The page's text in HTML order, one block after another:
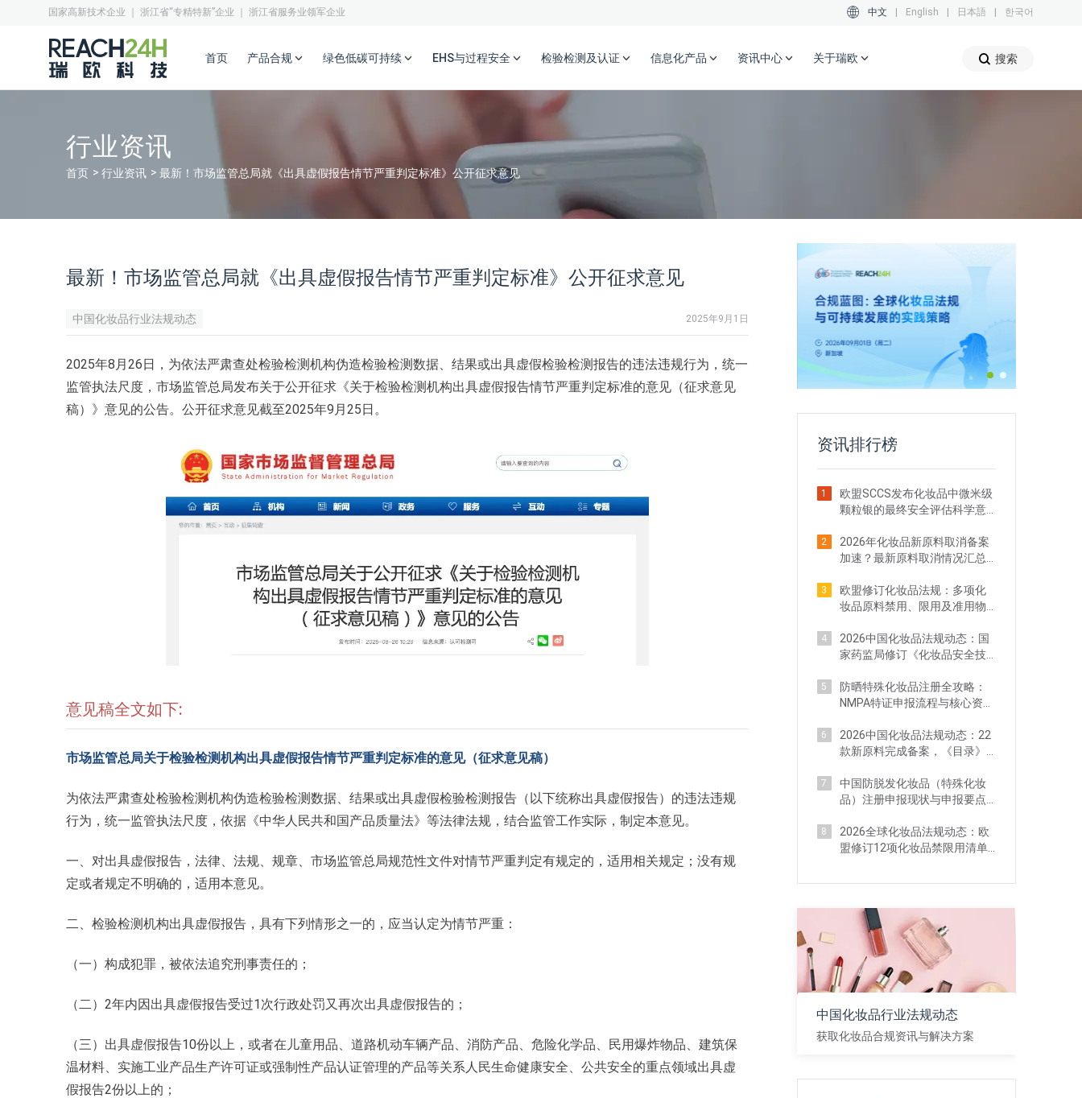
国家高新技术企业 ｜ 浙江省“专精特新”企业 ｜ 浙江省服务业领军企业 中文 English 日本語 한국어
首页 产品合规 绿色低碳可持续 EHS与过程安全 检验检测及认证 信息化产品 资讯中心 关于瑞欧 搜索
行业资讯
首页 行业资讯 最新！市场监管总局就《出具虚假报告情节严重判定标准》公开征求意见
最新！市场监管总局就《出具虚假报告情节严重判定标准》公开征求意见
中国化妆品行业法规动态 2025年9月1日
2025年8月26日，为依法严肃查处检验检测机构伪造检验检测数据、结果或出具虚假检验检测报告的违法违规行为，统一
监管执法尺度，市场监管总局发布关于公开征求《关于检验检测机构出具虚假报告情节严重判定标准的意见（征求意见
稿）》意见的公告。公开征求意见截至2025年9月25日。
意见稿全文如下:
市场监管总局关于检验检测机构出具虚假报告情节严重判定标准的意见（征求意见稿）
为依法严肃查处检验检测机构伪造检验检测数据、结果或出具虚假检验检测报告（以下统称出具虚假报告）的违法违规
行为，统一监管执法尺度，依据《中华人民共和国产品质量法》等法律法规，结合监管工作实际，制定本意见。
一、对出具虚假报告，法律、法规、规章、市场监管总局规范性文件对情节严重判定有规定的，适用相关规定；没有规
定或者规定不明确的，适用本意见。
二、检验检测机构出具虚假报告，具有下列情形之一的，应当认定为情节严重：
（一）构成犯罪，被依法追究刑事责任的；
（二）2年内因出具虚假报告受过1次行政处罚又再次出具虚假报告的；
（三）出具虚假报告10份以上，或者在儿童用品、道路机动车辆产品、消防产品、危险化学品、民用爆炸物品、建筑保
温材料、实施工业产品生产许可证或强制性产品认证管理的产品等关系人民生命健康安全、公共安全的重点领域出具虚
假报告2份以上的；
资讯排行榜
1
欧盟SCCS发布化妆品中微米级
颗粒银的最终安全评估科学意
2
2026年化妆品新原料取消备案
加速？最新原料取消情况汇总
3
欧盟修订化妆品法规：多项化
妆品原料禁用、限用及准用物
4
2026中国化妆品法规动态：国
家药监局修订《化妆品安全技
5
防晒特殊化妆品注册全攻略：
NMPA特证申报流程与核心资料
6
2026中国化妆品法规动态：22
款新原料完成备案，《目录》
7
中国防脱发化妆品（特殊化妆
品）注册申报现状与申报要点
8
2026全球化妆品法规动态：欧
盟修订12项化妆品禁限用清单
中国化妆品行业法规动态
获取化妆品合规资讯与解决方案